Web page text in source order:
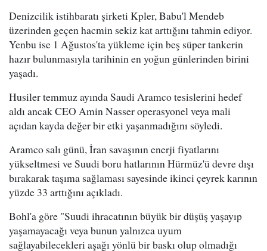
Denizcilik istihbaratı şirketi Kpler, Babu'l Mendeb
üzerinden geçen hacmin sekiz kat arttığını tahmin ediyor.
Yenbu ise 1 Ağustos'ta yükleme için beş süper tankerin
hazır bulunmasıyla tarihinin en yoğun günlerinden birini
yaşadı.
Husiler temmuz ayında Saudi Aramco tesislerini hedef
aldı ancak CEO Amin Nasser operasyonel veya mali
açıdan kayda değer bir etki yaşanmadığını söyledi.
Aramco salı günü, İran savaşının enerji fiyatlarını
yükseltmesi ve Suudi boru hatlarının Hürmüz'ü devre dışı
bırakarak taşıma sağlaması sayesinde ikinci çeyrek karının
yüzde 33 arttığını açıkladı.
Bohl'a göre "Suudi ihracatının büyük bir düşüş yaşayıp
yaşamayacağı veya bunun yalnızca uyum
sağlayabilecekleri aşağı yönlü bir baskı olup olmadığı